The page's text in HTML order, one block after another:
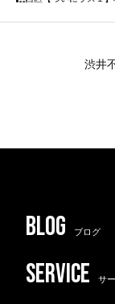
渋井
ブログ
サ